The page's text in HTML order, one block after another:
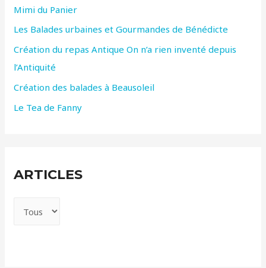
h
e
r
:
Mimi du Panier
Les Balades urbaines et Gourmandes de Bénédicte
Création du repas Antique On n’a rien inventé depuis
l’Antiquité
Création des balades à Beausoleil
Le Tea de Fanny
ARTICLES